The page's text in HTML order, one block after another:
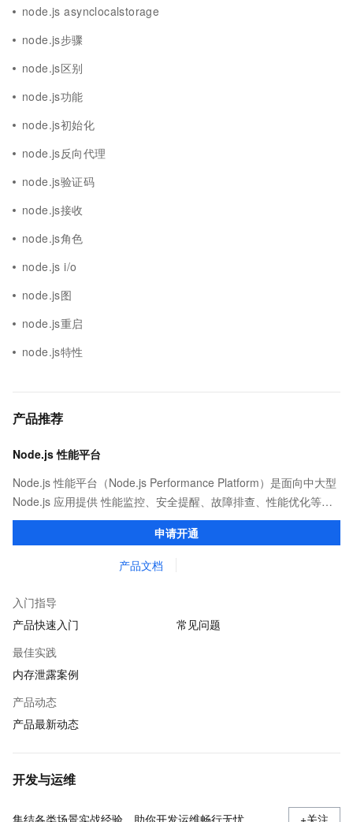
node.js asynclocalstorage
node.js步骤
node.js区别
node.js功能
node.js初始化
node.js反向代理
node.js验证码
node.js接收
node.js角色
node.js i/o
node.js图
node.js重启
node.js特性
产品推荐
Node.js 性能平台
Node.js 性能平台（Node.js Performance Platform）是面向中大型
Node.js 应用提供 性能监控、安全提醒、故障排查、性能优化等服
务的整体性解决方案。提供完善的工具链和服务，协助客户主动、
申请开通
产品文档
入门指导
产品快速入门
常见问题
最佳实践
内存泄露案例
产品动态
产品最新动态
开发与运维
集结各类场景实战经验，助你开发运维畅行无忧 +关注